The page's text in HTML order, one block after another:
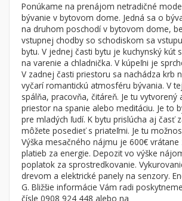
Lokalita
×
Banskobystrický (kraj)
Byt
Garsónky
Dvojgarsónky
1-izbové
2-izbové
3-izbové
4 a viac izbové byty
Dom
Ponúkame na prenájom netradičné
bývanie v bytovom dome. Jedná sa o
na druhom poschodí v bytovom dome,
vstupnej chodby so schodiskom sa
bytu. V jednej časti bytu je kuchynský kút
na varenie a chladnička. V kúpeľni je
V zadnej časti priestoru sa nachádza krb
vyčarí romantickú atmosféru bývania. V
spálňa, pracovňa, čitáreň. Je tu vytvorený
priestor na spanie alebo meditáciu. Je to
pre mladých ľudí. K bytu prislúcha aj časť
môžete posedieť s priateľmi. Je tu
Výška mesačného nájmu je 600€ vrátane
platieb za energie. Depozit vo výške
poplatok za sprostredkovanie.
drevom a elektrické panely na senzory.
G. Bližšie informácie Vám radi
čísle 0908 924 448 alebo na